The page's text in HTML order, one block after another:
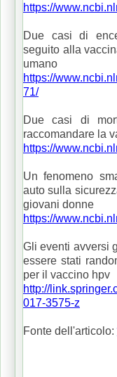
https://
Due casi di
seguito alla
umano
https://
71/
Due casi di
raccomandare la
https://
Un fenomeno
auto sulla
giovani donne
https://
Gli eventi avversi
essere stati
per il vaccino hpv
http://
017-3575-z
Fonte dell'articolo: